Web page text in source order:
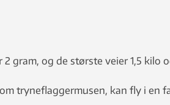
gram, og de største veier 1,5 kilo
tryneflaggermusen, kan fly i en